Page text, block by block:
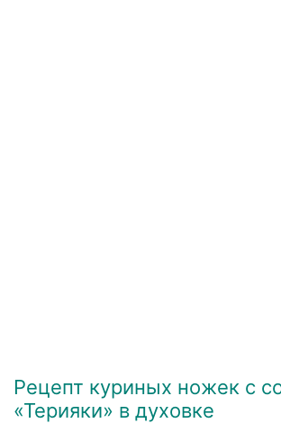
Рецепт куриных ножек с
«Терияки» в духовке